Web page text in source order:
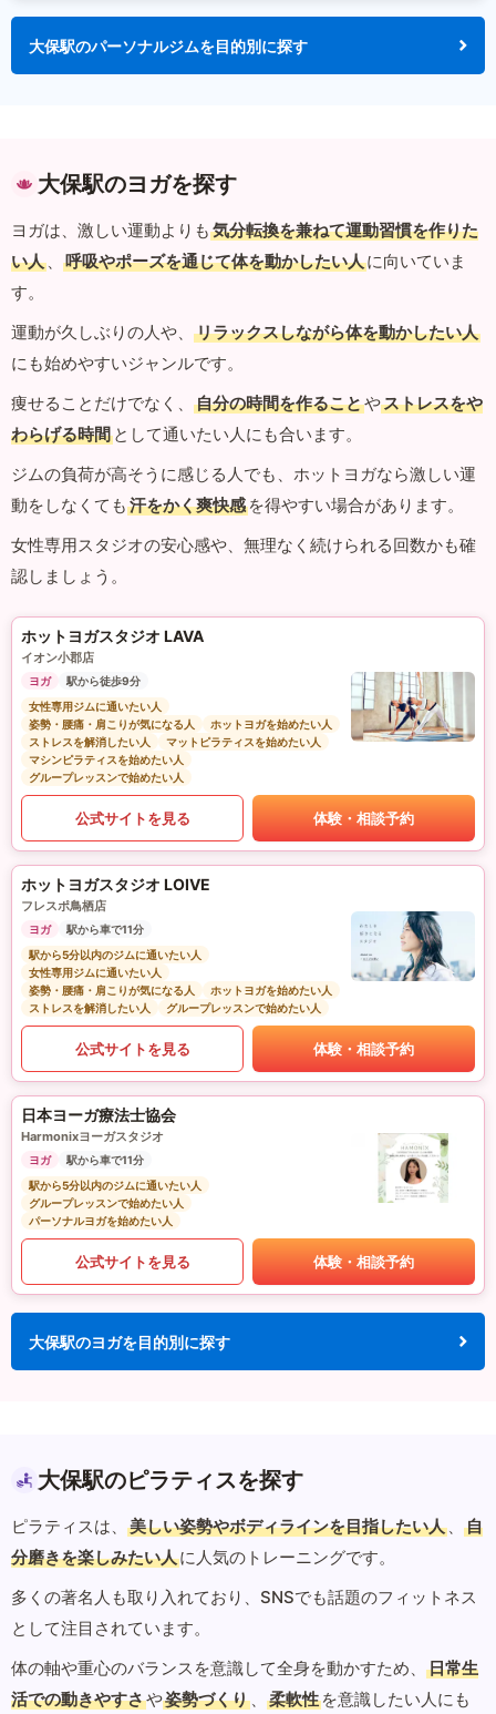
大保駅のパーソナルジムを目的別に探す
大保駅のヨガを探す
ヨガは、激しい運動よりも 気分転換を兼ねて運動習慣を作りた
い人 、 呼吸やポーズを通じて体を動かしたい人に向いていま
す。
運動が久しぶりの人や、
リラックスしながら体を動かしたい人
にも始めやすいジャンルです。
痩せることだけでなく、
自分の時間を作ることやストレスをや
わらげる時間 として通いたい人にも合います。
ジムの負荷が高そうに感じる人でも、ホットヨガなら激しい運
動をしなくても 汗をかく爽快感 を得やすい場合があります。
女性専用スタジオの安心感や、無理なく続けられる回数かも確
認しましょう。
ホットヨガスタジオ LAVA
イオン小郡店
ヨガ
駅から徒歩9分
女性専用ジムに通いたい人
姿勢・腰痛・肩こりが気になる人
ホットヨガを始めたい人
ストレスを解消したい人
マットピラティスを始めたい人
マシンピラティスを始めたい人
グループレッスンで始めたい人
公式サイトを見る 体験・相談予約
ホットヨガスタジオ LOIVE
フレスポ鳥栖店
ヨガ
駅から車で11分
駅から5分以内のジムに通いたい人
女性専用ジムに通いたい人
姿勢・腰痛・肩こりが気になる人
ホットヨガを始めたい人
ストレスを解消したい人
グループレッスンで始めたい人
公式サイトを見る 体験・相談予約
日本ヨーガ療法士協会
Harmonixヨーガスタジオ
ヨガ
駅から車で11分
駅から5分以内のジムに通いたい人
グループレッスンで始めたい人
パーソナルヨガを始めたい人
公式サイトを見る 体験・相談予約
大保駅のヨガを目的別に探す
大保駅のピラティスを探す
ピラティスは、 美しい姿勢やボディラインを目指したい人 、
自
分磨きを楽しみたい人に人気のトレーニングです。
多くの著名人も取り入れており、SNSでも話題のフィットネス
として注目されています。
体の軸や重心のバランスを意識して全身を動かすため、
日常生
活での動きやすさや姿勢づくり 、 柔軟性 を意識したい人にも